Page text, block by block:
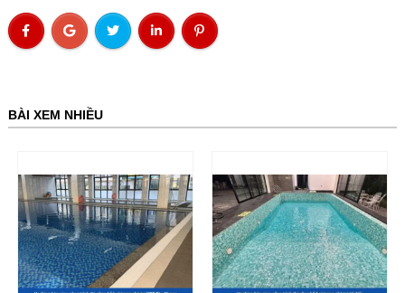
BÀI XEM NHIỀU